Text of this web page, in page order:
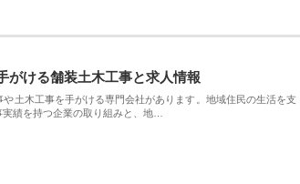
がける舗装土木工事と求人情報
土木工事を手がける専門会社があります。地域住民の生活を支
実績を持つ企業の取り組みと、地…